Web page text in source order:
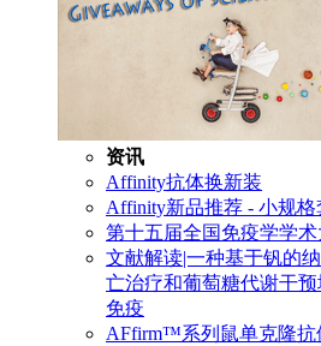
资讯
Affinity抗体换新装
Affinity新品推荐 - 小规
第十五届全国免疫学学
文献解读|一种基于钒的
亡治疗和葡萄糖代谢干
免疫
AFfirm™系列鼠单克隆抗